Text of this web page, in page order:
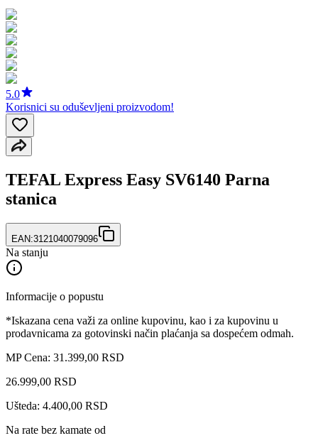
5.0
Korisnici su oduševljeni proizvodom!
TEFAL Express Easy SV6140 Parna
stanica
EAN:3121040079096
Na stanju
Informacije o popustu
*Iskazana cena važi za online kupovinu, kao i za kupovinu u
prodavnicama za gotovinski način plaćanja sa dospećem odmah.
MP Cena: 31.399,00 RSD
26.999,00 RSD
Ušteda: 4.400,00 RSD
Na rate bez kamate od